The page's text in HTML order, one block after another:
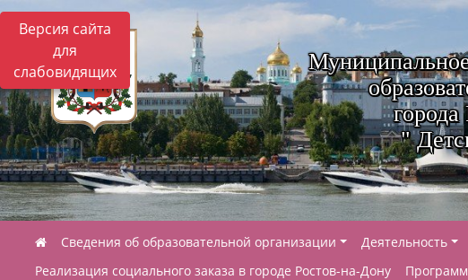
Версия сайта
для
слабовидящих
"
Сведения об образовательной организации Деятельность
Реализация социального заказа в городе Ростов-на-Дону